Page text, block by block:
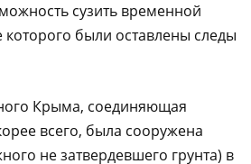
сузить временной
которого были оставлены следы
Крыма, соединяющая
всего, была сооружена
не затвердевшего грунта) в